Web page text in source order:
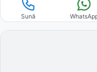
Sună